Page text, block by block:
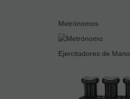
Metrónomos
Ejercitadores de Mano